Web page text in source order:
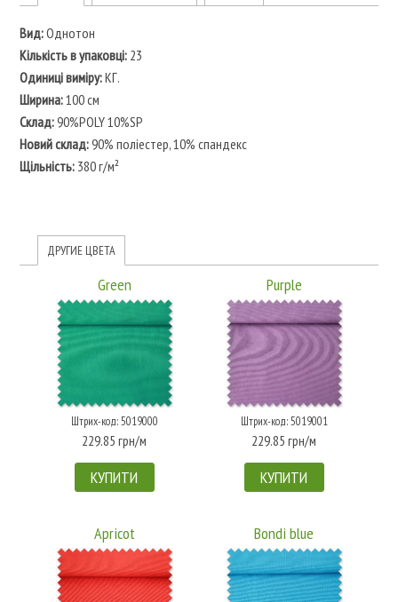
Вид:Однотон
Кількість в упаковці:23
Одиниці виміру:КГ.
Ширина:100 см
Склад:90%POLY 10%SP
Новий склад:90% поліестер, 10% спандекс
Щільність:380 г/м²
ДРУГИЕ ЦВЕТА
Green
Штрих-код: 5019000
229.85 грн/м
КУПИТИ
Purple
Штрих-код: 5019001
229.85 грн/м
КУПИТИ
Apricot Bondi blue